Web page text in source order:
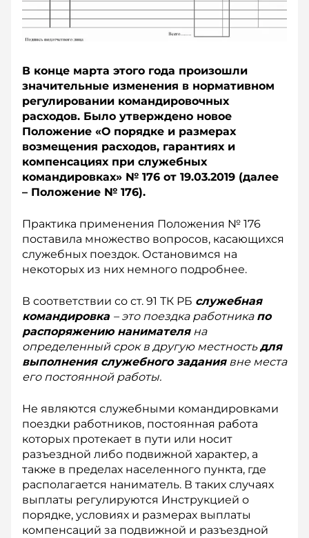
В конце марта этого года произошли
значительные изменения в нормативном
регулировании командировочных
расходов. Было утверждено новое
Положение «О порядке и размерах
возмещения расходов, гарантиях и
компенсациях при служебных
командировках» № 176 от 19.03.2019 (далее
– Положение № 176).
Практика применения Положения № 176
поставила множество вопросов, касающихся
служебных поездок. Остановимся на
некоторых из них немного по­дробнее.
В соответствии со ст. 91 ТК РБ служебная
командировка – это поездка работника по
распоряжению нанимателяна
определенный срок в другую местностьдля
выполнения служебного заданиявне места
его постоянной работы.
Не являются служебными командировками
поездки работников, постоянная работа
которых протекает в пути или носит
разъездной либо подвижной характер, а
также в пределах населенного пункта, где
располагается наниматель. В таких случаях
выплаты регулируются Инструкцией о
порядке, условиях и размерах выплаты
компенсаций за подвижной и разъездной